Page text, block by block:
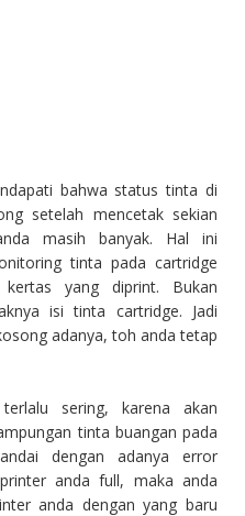
bahwa status tinta di
setelah mencetak sekian
masih banyak. Hal ini
tinta pada cartridge
yang diprint. Bukan
isi tinta cartridge. Jadi
adanya, toh anda tetap
sering, karena akan
tinta buangan pada
dengan adanya error
anda full, maka anda
anda dengan yang baru